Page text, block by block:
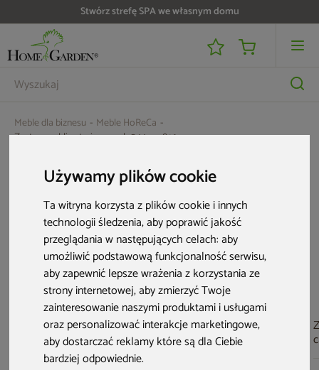
Używamy plików cookie
Ta witryna korzysta z plików cookie i innych
technologii śledzenia, aby poprawić jakość
przeglądania w następujących celach:aby
umożliwić podstawową funkcjonalność serwisu,
aby zapewnić lepsze wrażenia z korzystania ze
strony internetowej,aby zmierzyć Twoje
zainteresowanie naszymi produktami i usługami
oraz personalizować interakcje marketingowe,
aby dostarczać reklamy które są dla Ciebie
bardziej odpowiednie.
Stwórz strefę SPA we własnym domu
Meble dla biznesu
Meble HoReCa
Zestaw mebli cateringowych 244 cm 8+1
Aktualne oferty
Krzesło
cateringowe
składane
Ławka cateringowa
składana 183 cm
Stół cateringowy
składany 180 cm